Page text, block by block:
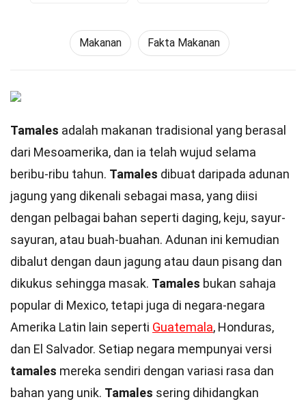
Makanan Fakta Makanan
Tamales adalah makanan tradisional yang berasal
dari Mesoamerika, dan ia telah wujud selama
beribu-ribu tahun. Tamales dibuat daripada adunan
jagung yang dikenali sebagai masa, yang diisi
dengan pelbagai bahan seperti daging, keju, sayur-
sayuran, atau buah-buahan. Adunan ini kemudian
dibalut dengan daun jagung atau daun pisang dan
dikukus sehingga masak. Tamales bukan sahaja
popular di Mexico, tetapi juga di negara-negara
Amerika Latin lain seperti Guatemala, Honduras,
dan El Salvador. Setiap negara mempunyai versi
tamales mereka sendiri dengan variasi rasa dan
bahan yang unik. Tamales sering dihidangkan